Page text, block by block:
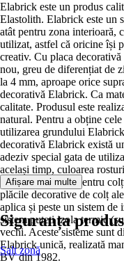
Elabrick este un produs
Elastolith. Elabrick este un
atât pentru zona interioară,
utilizat, astfel că oricine își
creativ. Cu placa
nou, greu de diferențiat de
la 4 mm, aproape orice
decorativă Elabrick. Ca
calitate. Produsul este
natural. Pentru a obține
utilizarea grundului
decorativă Elabrick există
adeziv special gata de
același timp, culoarea
așadar, necesară. Pentru
plăcile decorative de colț
aplica și peste un sistem
sistem puteți izola termic
vechi. Aceste sisteme sunt
Elabrick unică, realizată
BV din 1982.
Afișare mai multe
Siguranța
Salt zonă